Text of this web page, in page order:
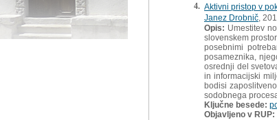
4. Aktivni pristop v
Janez Drobnič ,
Opis: Umestitev
slovenskem
posebnimi
posameznika,
osrednji del
in informacijski
bodisi
sodobnega
Ključne besede:
Objavljeno v RUP: